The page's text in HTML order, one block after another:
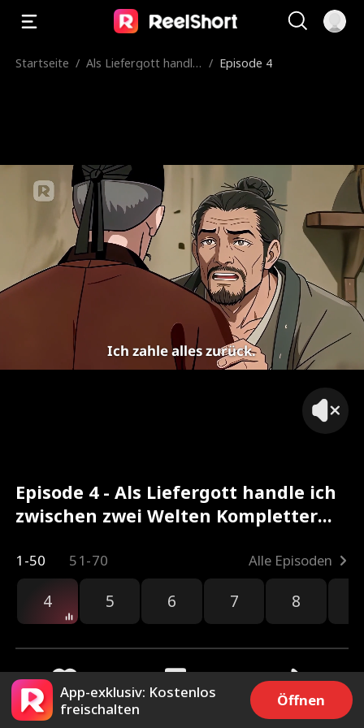
Startseite / Als Liefergott handle
/ Episode 4
Ich zahle alles zurück.
Episode 4 - Als Liefergott handle ich
zwischen zwei Welten Kompletter
1-50 51-70 Alle Episoden
4 5 6 7 8
131 Teilen
App-exklusiv: Kostenlos
freischalten
Öffnen